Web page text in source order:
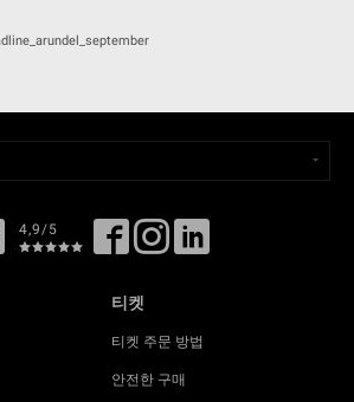
4,9/5
티켓
티켓 주문 방법
안전한 구매